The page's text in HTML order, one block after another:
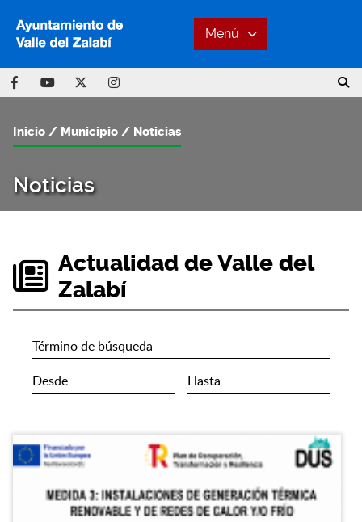
Menú
Noticias
Inicio Municipio Noticias
Actualidad de Valle del
Zalabí